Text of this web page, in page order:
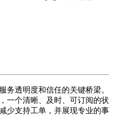
务透明度和信任的关键桥梁。
一个清晰、及时、可订阅的状
少支持工单，并展现专业的事